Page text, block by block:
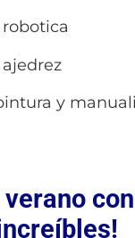
robotica
ajedrez
y
verano